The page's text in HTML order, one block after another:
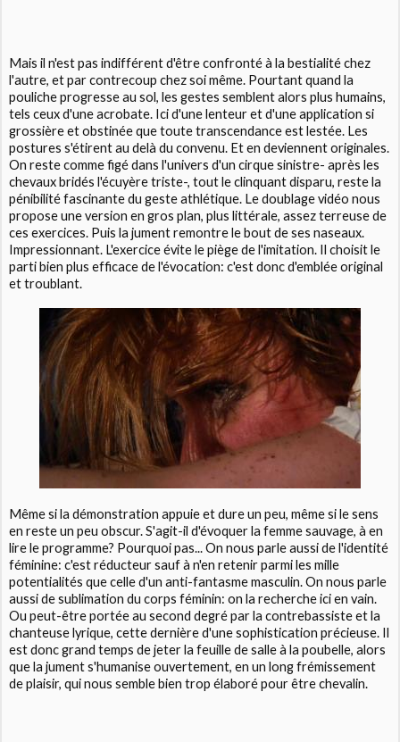
Mais il n'est pas indifférent d'être confronté à la bestialité chez
l'autre, et par contrecoup chez soi même. Pourtant quand la
pouliche progresse au sol, les gestes semblent alors plus humains,
tels ceux d'une acrobate. Ici d'une lenteur et d'une application si
grossière et obstinée que toute transcendance est lestée. Les
postures s'étirent au delà du convenu. Et en deviennent originales.
On reste comme figé dans l'univers d'un cirque sinistre- après les
chevaux bridés l'écuyère triste-, tout le clinquant disparu, reste la
pénibilité fascinante du geste athlétique. Le doublage vidéo nous
propose une version en gros plan, plus littérale, assez terreuse de
ces exercices. Puis la jument remontre le bout de ses naseaux.
Impressionnant. L'exercice évite le piège de l'imitation. Il choisit le
parti bien plus efficace de l'évocation: c'est donc d'emblée original
et troublant.
Même si la démonstration appuie et dure un peu, même si le sens
en reste un peu obscur. S'agit-il d'évoquer la femme sauvage, à en
lire le programme? Pourquoi pas... On nous parle aussi de l'identité
féminine: c'est réducteur sauf à n'en retenir parmi les mille
potentialités que celle d'un anti-fantasme masculin. On nous parle
aussi de sublimation du corps féminin: on la recherche ici en vain.
Ou peut-être portée au second degré par la contrebassiste et la
chanteuse lyrique, cette dernière d'une sophistication précieuse. Il
est donc grand temps de jeter la feuille de salle à la poubelle, alors
que la jument s'humanise ouvertement, en un long frémissement
de plaisir, qui nous semble bien trop élaboré pour être chevalin.